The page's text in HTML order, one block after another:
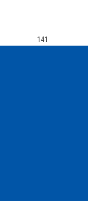
141